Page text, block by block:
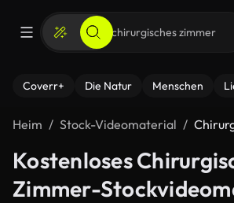
Coverr+ Die Natur Menschen
Heim Stock-Videomaterial
Kostenloses
Zimmer-